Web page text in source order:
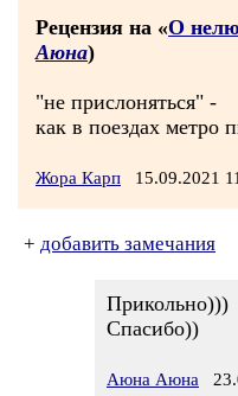
Рецензия на «О
Аюна)
"не прислоняться" -
как в поездах метро
Жора Карп 15.09.2021
+ добавить замечания
Прикольно)))
Спасибо))
Аюна Аюна